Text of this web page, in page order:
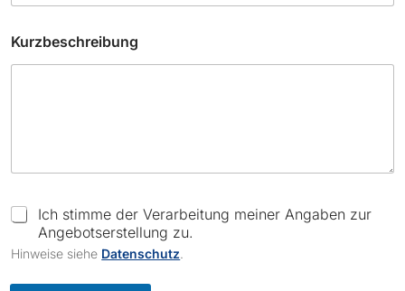
*
C
s
Kurzbeschreibung
C
h
e
c
k
Ich stimme der Verarbeitung meiner Angaben zur
Angebotserstellung zu.
Hinweise siehe Datenschutz